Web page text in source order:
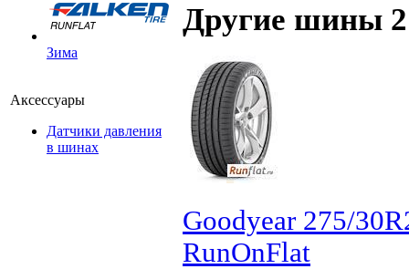
Зима
Аксессуары
Датчики давления
в шинах
Другие шины
Goodyear 275/
RunOnFlat